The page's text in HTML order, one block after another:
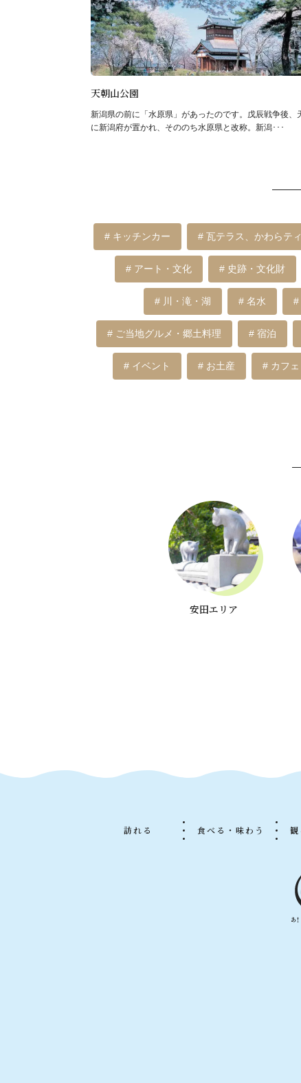
天朝山公園
新潟県の前に「水原県」があったのです。戊辰戦争後、
に新潟府が置かれ、そののち水原県と改称。新潟･･･
# キッチンカー # 瓦テラス、かわらテ
# アート・文化 # 史跡・文化財
# 川・滝・湖 # 名水 #
# ご当地グルメ・郷土料理 # 宿泊
# イベント # お土産 # カフェ
安田エリア
訪れる 食べる・味わう